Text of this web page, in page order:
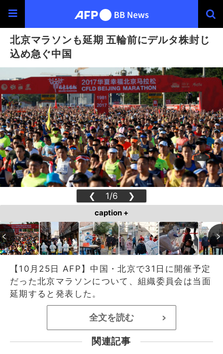
北京マラソンも延期 五輪前にデルタ株封じ
込め急ぐ中国
❮ 1/6 ❯
caption +
【10月25日 AFP】中国・北京で31日に開催予定
だった北京マラソンについて、組織委員会は当面
延期すると発表した。
全文を読む >
関連記事